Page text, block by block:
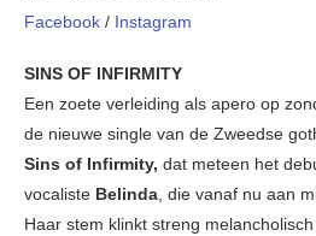
Facebook / Instagram
SINS OF INFIRMITY
Een zoete verleiding als apero op
de nieuwe single van de Zweedse
Sins of Infirmity, dat meteen het
vocaliste Belinda, die vanaf nu aan
Haar stem klinkt streng